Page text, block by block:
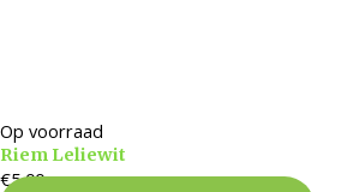
Op voorraad
Riem Leliewit
€5,00